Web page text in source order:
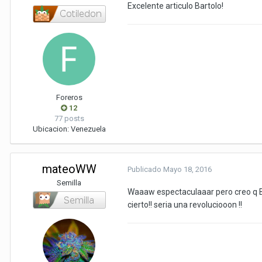
Foreros
12
77 posts
Ubicacion: Venezuela
Excelente articulo Bartolo!
mateoWW
Semilla
Publicado Mayo 18, 2016
Waaaw espectaculaaar pero creo q
cierto!! seria una revoluciooon !!